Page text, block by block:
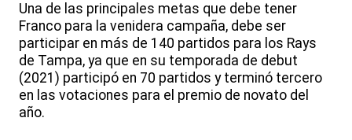
Una de las principales metas que debe tener
Franco para la venidera campaña, debe ser
participar en más de 140 partidos para los Rays
de Tampa, ya que en su temporada de debut
(2021) participó en 70 partidos y terminó tercero
en las votaciones para el premio de novato del
año.